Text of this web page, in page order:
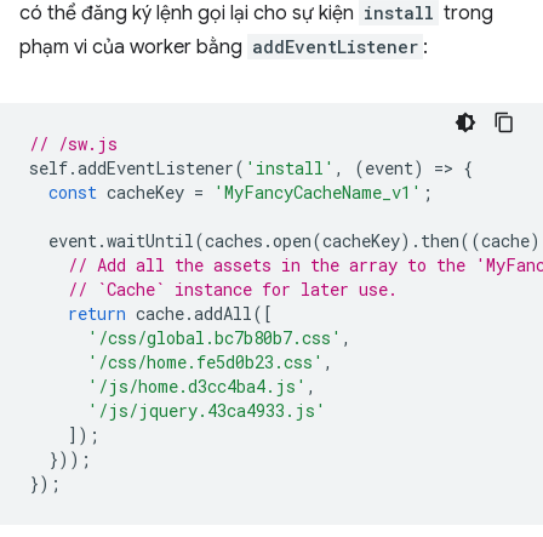
có thể đăng ký lệnh gọi lại cho sự kiện install trong
phạm vi của worker bằng addEventListener :
// /sw.js
self.addEventListener( 'install' , (event) => {
const cacheKey = 'MyFancyCacheName_v1' ;
event.waitUntil(caches .open(cacheKey). then((cache)
// Add all the assets in the array to the
// `Cache` instance for later use.
return cache.addAll([
'/css/global.bc7b80b7.css' ,
'/css/home.fe5d0b23.css' ,
'/js/home.d3cc4ba4.js' ,
'/js/jquery.43ca4933.js'
]);
}));
});